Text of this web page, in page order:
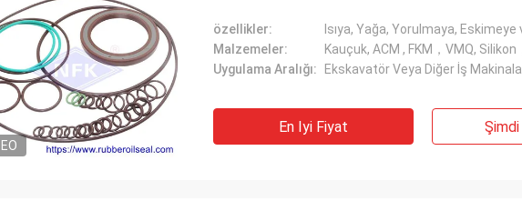
özellikler:
Isıya, Yağa, Yorulmaya, Eskimeye
Malzemeler:
Kauçuk, ACM , FKM，VMQ, Silikon
Uygulama Aralığı:
Ekskavatör Veya Diğer İş
En Iyi Fiyat